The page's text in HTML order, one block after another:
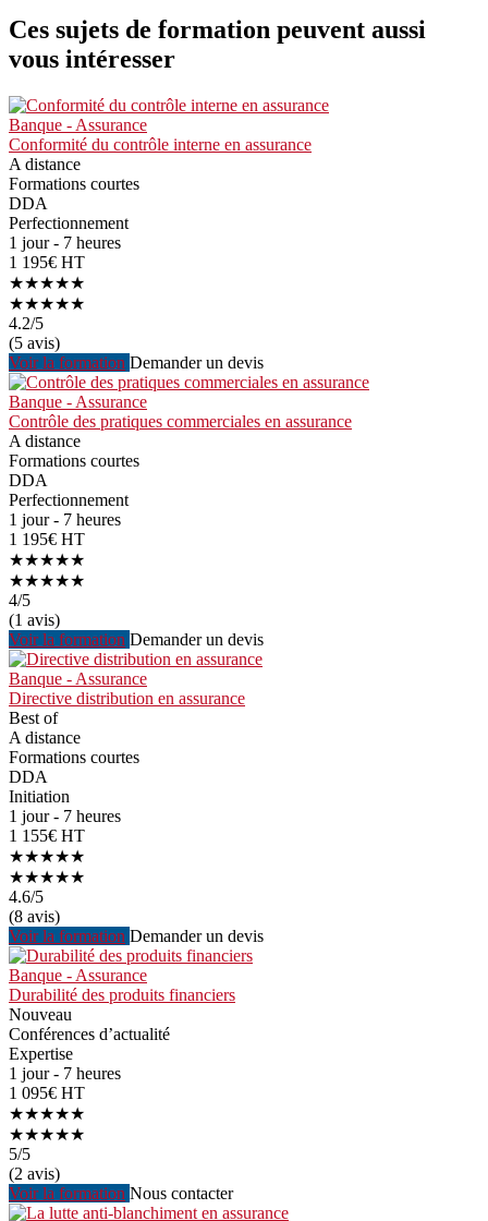
Ces sujets de formation peuvent aussi
vous intéresser
Banque - Assurance
Conformité du contrôle interne en assurance
A distance
Formations courtes
DDA
Perfectionnement
1 jour - 7 heures
1 195€ HT
★★★★★
★★★★★
4.2/5
(5 avis)
Voir la formation Demander un devis
Banque - Assurance
Contrôle des pratiques commerciales en assurance
A distance
Formations courtes
DDA
Perfectionnement
1 jour - 7 heures
1 195€ HT
★★★★★
★★★★★
4/5
(1 avis)
Voir la formation Demander un devis
Banque - Assurance
Directive distribution en assurance
Best of
A distance
Formations courtes
DDA
Initiation
1 jour - 7 heures
1 155€ HT
★★★★★
★★★★★
4.6/5
(8 avis)
Voir la formation Demander un devis
Banque - Assurance
Durabilité des produits financiers
Nouveau
Conférences d’actualité
Expertise
1 jour - 7 heures
1 095€ HT
★★★★★
★★★★★
5/5
(2 avis)
Voir la formation Nous contacter